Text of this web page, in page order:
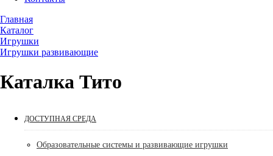
Главная
Каталог
Игрушки
Игрушки развивающие
Каталка Тито
ДОСТУПНАЯ СРЕДА
Образовательные системы и развивающие игрушки